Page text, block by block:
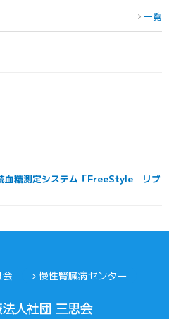
一覧
血糖測定システム「FreeStyle リブ
慢性腎臓病センター